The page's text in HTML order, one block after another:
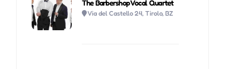
The Barbershop Vocal Quartet
Via del Castello 24, Tirolo, BZ